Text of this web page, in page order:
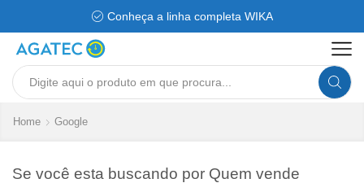
Conheça a linha completa WIKA
Search
Home Google
Se você esta buscando por Quem vende